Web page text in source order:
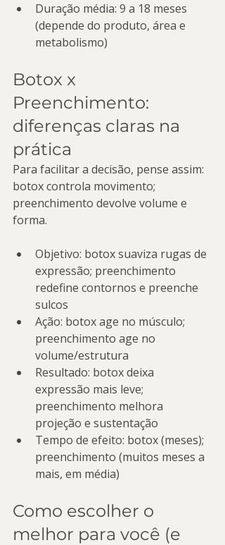
Duração média: 9 a 18 meses
(depende do produto, área e
metabolismo)
Botox x
Preenchimento:
diferenças claras na
prática
Para facilitar a decisão, pense assim:
botox controla movimento;
preenchimento devolve volume e
forma.
Objetivo: botox suaviza rugas de
expressão; preenchimento
redefine contornos e preenche
sulcos
Ação: botox age no músculo;
preenchimento age no
volume/estrutura
Resultado: botox deixa
expressão mais leve;
preenchimento melhora
projeção e sustentação
Tempo de efeito: botox (meses);
preenchimento (muitos meses a
mais, em média)
Como escolher o
melhor para você (e